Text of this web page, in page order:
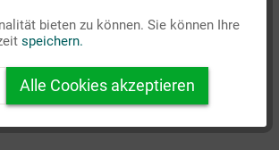
Inaktiv
bieten zu können. Sie können Ihre
speichern.
Alle Cookies akzeptieren